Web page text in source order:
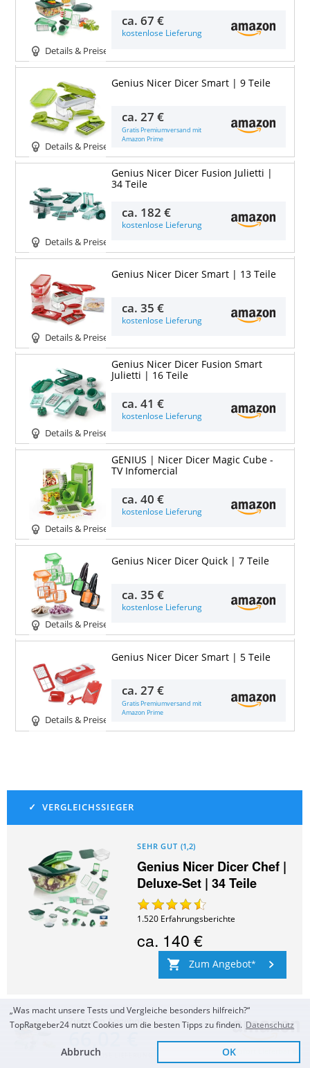
Zum Top Angebot
KOSTENLOSE LIEFERUNG Sofort Lieferbar
Details & Preise
ca.67 €
kostenlose Lieferung
Details & Preise
Genius Nicer Dicer Smart | 9 Teile
ca.27 €
Gratis Premiumversand mit
Amazon Prime
Details & Preise
Genius Nicer Dicer Fusion Julietti |
34 Teile
ca. 182 €
kostenlose Lieferung
Details & Preise
Genius Nicer Dicer Smart | 13 Teile
ca.35 €
kostenlose Lieferung
Details & Preise
Genius Nicer Dicer Fusion Smart
Julietti | 16 Teile
ca.41 €
kostenlose Lieferung
Details & Preise
GENIUS | Nicer Dicer Magic Cube -
TV Infomercial
ca.40 €
kostenlose Lieferung
Details & Preise
Genius Nicer Dicer Quick | 7 Teile
ca.35 €
kostenlose Lieferung
Details & Preise
Genius Nicer Dicer Smart | 5 Teile
ca.27 €
Gratis Premiumversand mit
Amazon Prime
SEHR GUT (1,2)
Genius Nicer Dicer Chef |
Deluxe-Set | 34 Teile
1.520 Erfahrungsberichte
ca. 140 €
Zum Angebot
„Was macht unsere Tests und Vergleiche besonders hilfreich?“
TopRatgeber24 nutzt Cookies um die besten Tipps zu finden. Datenschutz
Abbruch OK